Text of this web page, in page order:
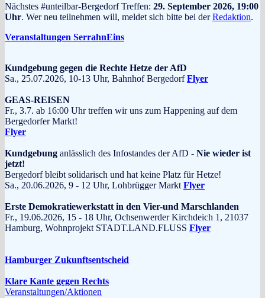
Nächstes #unteilbar-Bergedorf Treffen: 29. September 2026, 19:00
Uhr. Wer neu teilnehmen will, meldet sich bitte bei derRedaktion.
Veranstaltungen SerrahnEins
Kundgebung gegen die Rechte Hetze der AfD
Sa., 25.07.2026, 10-13 Uhr, Bahnhof BergedorfFlyer
GEAS-REISEN
Fr., 3.7. ab 16:00 Uhr treffen wir uns zum Happening auf dem
Bergedorfer Markt!
Flyer
Kundgebung anlässlich des Infostandes der AfD - Nie wieder ist
jetzt!
Bergedorf bleibt solidarisch und hat keine Platz für Hetze!
Sa., 20.06.2026, 9 - 12 Uhr, Lohbrügger Markt Flyer
Erste Demokratiewerkstatt in den Vier-und Marschlanden
Fr., 19.06.2026, 15 - 18 Uhr, Ochsenwerder Kirchdeich 1, 21037
Hamburg, Wohnprojekt STADT.LAND.FLUSS Flyer
Hamburger Zukunftsentscheid
Klare Kante gegen Rechts
Veranstaltungen/Aktionen